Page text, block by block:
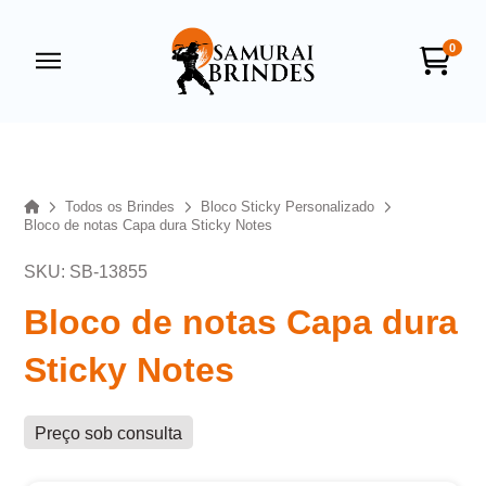
0
HomeTodos os Brindes
Bloco Sticky Personalizado
Bloco de notas Capa dura Sticky Notes
SKU: SB-13855
Bloco de notas Capa dura
Sticky Notes
Preço sob consulta